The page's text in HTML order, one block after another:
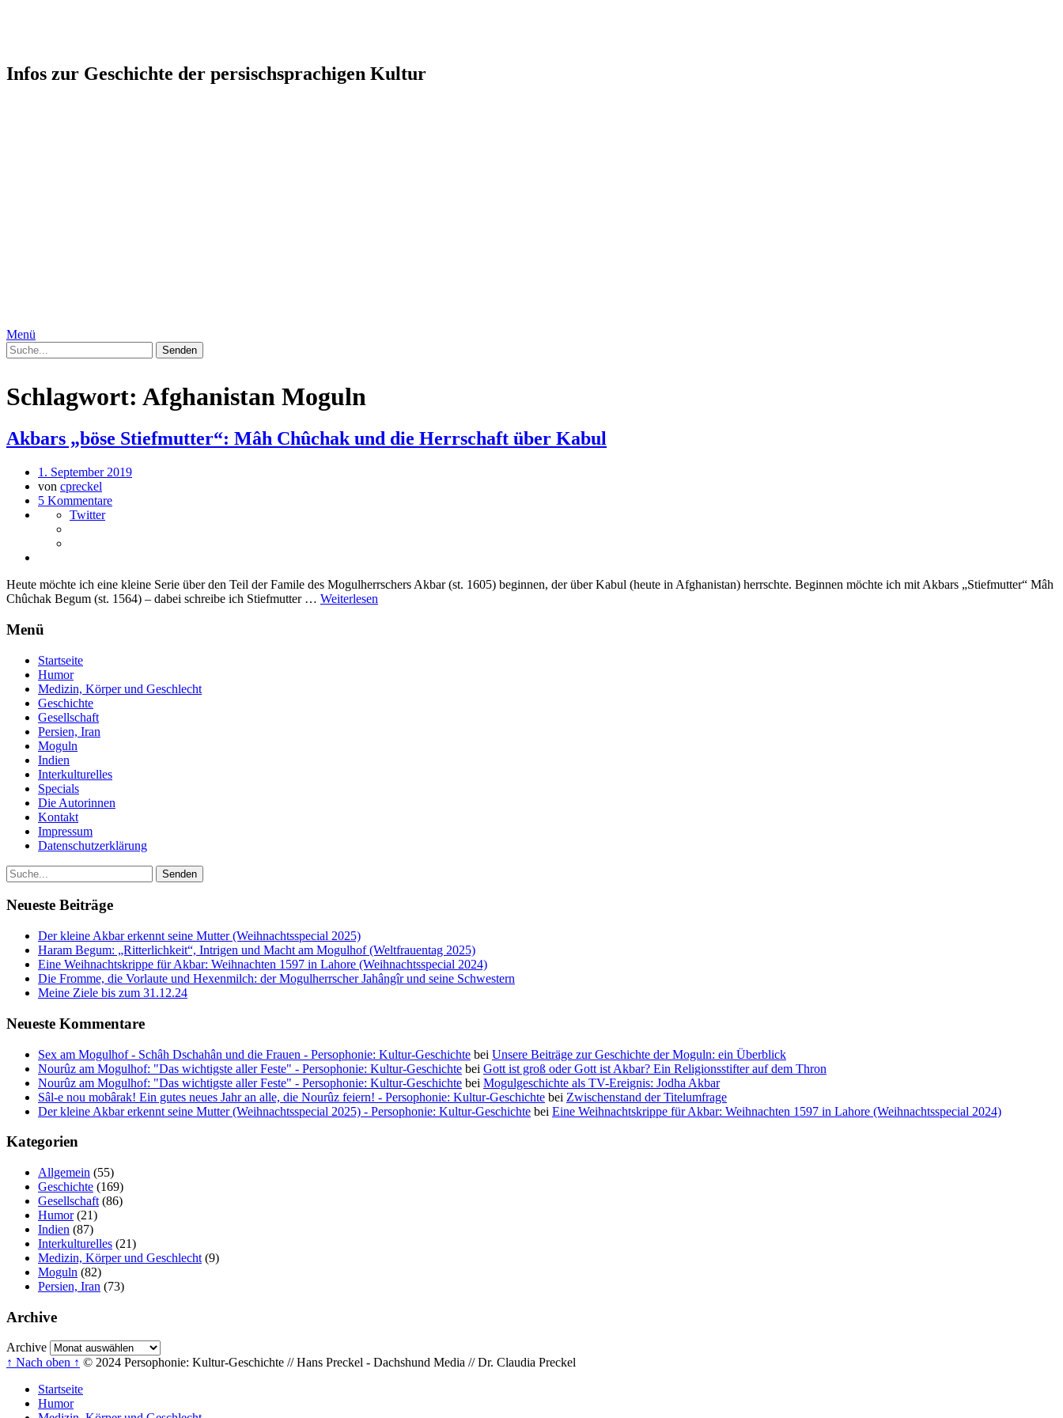
Infos zur Geschichte der persischsprachigen Kultur
Menü
Schlagwort: Afghanistan Moguln
Akbars „böse Stiefmutter“: Mâh Chûchak und die Herrschaft über Kabul
1. September 2019
von cpreckel
5 Kommentare
Twitter
Heute möchte ich eine kleine Serie über den Teil der Famile des Mogulherrschers Akbar (st. 1605) beginnen, der über Kabul (heute in Afghanistan) herrschte. Beginnen möchte ich mit Akbars „Stiefmutter“ Mâh
Chûchak Begum (st. 1564) – dabei schreibe ich Stiefmutter … Weiterlesen
Menü
Startseite
Humor
Medizin, Körper und Geschlecht
Geschichte
Gesellschaft
Persien, Iran
Moguln
Indien
Interkulturelles
Specials
Die Autorinnen
Kontakt
Impressum
Datenschutzerklärung
Neueste Beiträge
Der kleine Akbar erkennt seine Mutter (Weihnachtsspecial 2025)
Haram Begum: „Ritterlichkeit“, Intrigen und Macht am Mogulhof (Weltfrauentag 2025)
Eine Weihnachtskrippe für Akbar: Weihnachten 1597 in Lahore (Weihnachtsspecial 2024)
Die Fromme, die Vorlaute und Hexenmilch: der Mogulherrscher Jahângîr und seine Schwestern
Meine Ziele bis zum 31.12.24
Neueste Kommentare
Sex am Mogulhof - Schâh Dschahân und die Frauen - Persophonie: Kultur-Geschichte bei Unsere Beiträge zur Geschichte der Moguln: ein Überblick
Nourûz am Mogulhof: "Das wichtigste aller Feste" - Persophonie: Kultur-Geschichte bei Gott ist groß oder Gott ist Akbar? Ein Religionsstifter auf dem Thron
Nourûz am Mogulhof: "Das wichtigste aller Feste" - Persophonie: Kultur-Geschichte bei Mogulgeschichte als TV-Ereignis: Jodha Akbar
Sâl-e nou mobârak! Ein gutes neues Jahr an alle, die Nourûz feiern! - Persophonie: Kultur-Geschichte bei Zwischenstand der Titelumfrage
Der kleine Akbar erkennt seine Mutter (Weihnachtsspecial 2025) - Persophonie: Kultur-Geschichte bei Eine Weihnachtskrippe für Akbar: Weihnachten 1597 in Lahore (Weihnachtsspecial 2024)
Kategorien
Allgemein (55)
Geschichte (169)
Gesellschaft (86)
Humor(21)
Indien (87)
Interkulturelles (21)
Medizin, Körper und Geschlecht (9)
Moguln (82)
Persien, Iran (73)
Archive
Archive
↑ Nach oben ↑ © 2024 Persophonie: Kultur-Geschichte // Hans Preckel - Dachshund Media // Dr. Claudia Preckel
Startseite
Humor